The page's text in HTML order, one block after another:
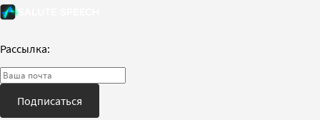
Рассылка:
Подписаться